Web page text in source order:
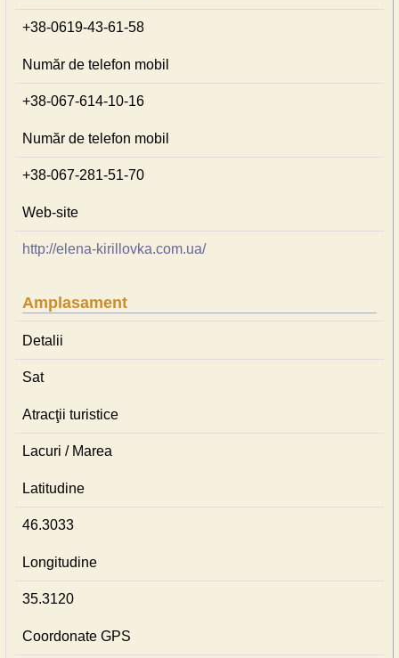
+38-0619-43-61-58
Număr de telefon mobil
+38-067-614-10-16
Număr de telefon mobil
+38-067-281-51-70
Web-site
http://elena-kirillovka.com.ua/
Amplasament
Detalii
Sat
Atracţii turistice
Lacuri / Marea
Latitudine
46.3033
Longitudine
35.3120
Coordonate GPS